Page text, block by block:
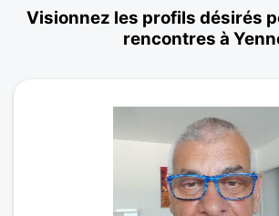
Visionnez les profils désirés
rencontres à